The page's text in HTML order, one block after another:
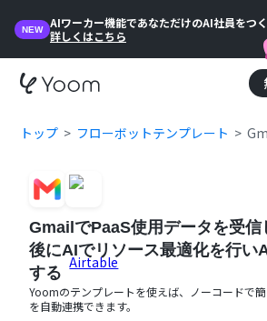
NEW
AIワーカー機能であなただけのAI社員をつく
詳しくはこちら
トップ フローボットテンプレート
GmailでPaaS使用データを受信
後にAIでリソース最適化を行
する
Yoomのテンプレートを使えば、ノーコードで
を自動連携できます。